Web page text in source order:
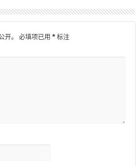
开。 必填项已用* 标注